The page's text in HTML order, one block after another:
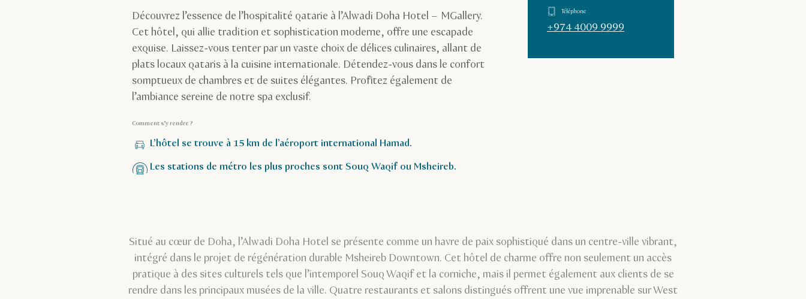
Découvrez l’essence de l’hospitalité qatarie à l’Alwadi Doha Hotel – MGallery.
Cet hôtel, qui allie tradition et sophistication moderne, offre une escapade
exquise. Laissez-vous tenter par un vaste choix de délices culinaires, allant de
plats locaux qataris à la cuisine internationale. Détendez-vous dans le confort
somptueux de chambres et de suites élégantes. Profitez également de
l’ambiance sereine de notre spa exclusif.
Comment s’y rendre ?
L’hôtel se trouve à 15 km de l’aéroport international Hamad.
Les stations de métro les plus proches sont Souq Waqif ou Msheireb.
Téléphone
+974 4009 9999
Situé au cœur de Doha, l’Alwadi Doha Hotel se présente comme un havre de paix sophistiqué dans un centre-ville vibrant,
intégré dans le projet de régénération durable Msheireb Downtown. Cet hôtel de charme offre non seulement un accès
pratique à des sites culturels tels que l’intemporel Souq Waqif et la corniche, mais il permet également aux clients de se
rendre dans les principaux musées de la ville. Quatre restaurants et salons distingués offrent une vue imprenable sur West